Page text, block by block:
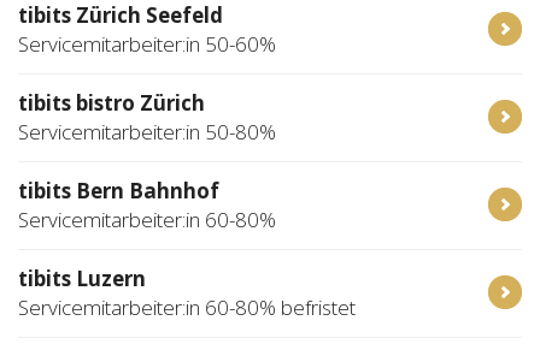
tibits Zürich Seefeld
Servicemitarbeiter:in 50-60%
tibits bistro Zürich
Servicemitarbeiter:in 50-80%
tibits Bern Bahnhof
Servicemitarbeiter:in 60-80%
tibits Luzern
Servicemitarbeiter:in 60-80% befristet